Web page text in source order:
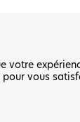
votre
pour vous